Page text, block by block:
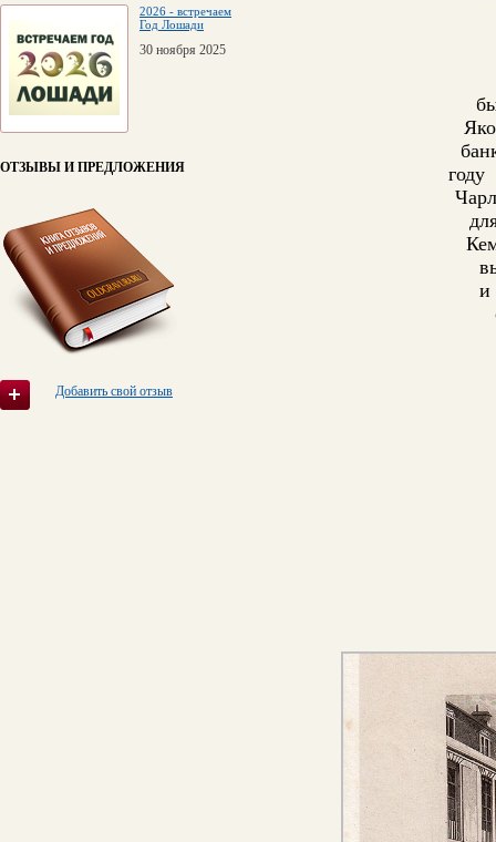
2026 - встречаем
Год Лошади
30 ноября 2025
ОТЗЫВЫ И ПРЕДЛОЖЕНИЯ
Добавить свой отзыв
году
и